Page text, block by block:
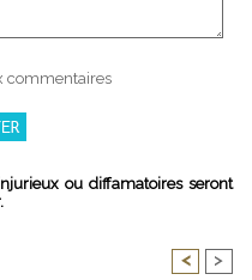
commentaires
ou diffamatoires seront
< >